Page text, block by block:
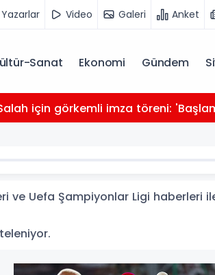
Yazarlar Video Galeri Anket
Sanat Ekonomi Gündem
için görkemli imza töreni:
ve Uefa Şampiyonlar Ligi haberleri